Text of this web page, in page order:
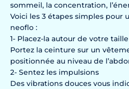
sommeil, la concentration,
Voici les 3 étapes simples pour
neoflo :
1- Placez-la autour de votre taille
Portez la ceinture sur un
positionnée au niveau de
2- Sentez les impulsions
Des vibrations douces vous